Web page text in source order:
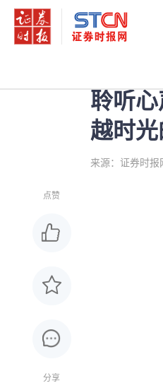
聆听
越时
来源：证券时报
点赞
分享